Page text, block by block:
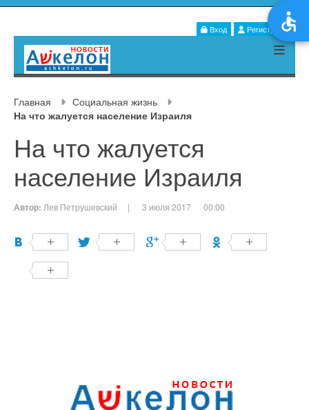
Вход Регистрация
Главная
Социальная жизнь
На что жалуется население Израиля
На что жалуется
население Израиля
Автор: Лев Петрушевский | 3 июля 2017 00:00